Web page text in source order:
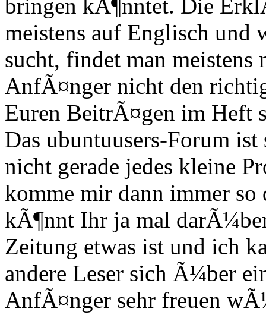
bringen kÃ¶nntet. Die
meistens auf Englisch und
sucht, findet man
AnfÃ¤nger nicht den
Euren BeitrÃ¤gen im Heft
Das ubuntuusers-Forum
nicht gerade jedes kleine
komme mir dann immer
kÃ¶nnt Ihr ja mal
Zeitung etwas ist und ich
andere Leser sich Ã¼ber
AnfÃ¤nger sehr freuen